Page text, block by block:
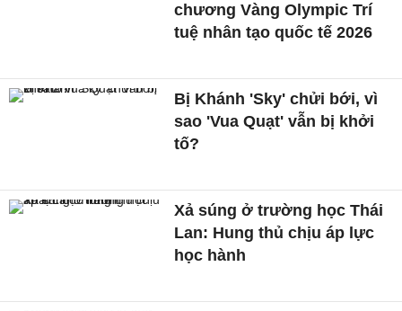
chương Vàng Olympic Trí
tuệ nhân tạo quốc tế 2026
Bị Khánh 'Sky' chửi bới, vì
sao 'Vua Quạt' vẫn bị khởi
tố?
Xả súng ở trường học Thái
Lan: Hung thủ chịu áp lực
học hành